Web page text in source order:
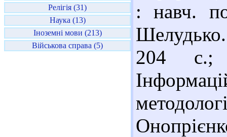
Релігія (31)
Наука (13)
Іноземні мови (213)
Військова справа (5)
: навч.
204